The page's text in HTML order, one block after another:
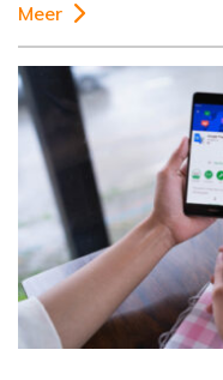
Meer